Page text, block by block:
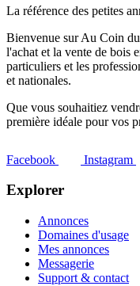
La référence des petites
Bienvenue sur Au Coin
l'achat et la vente de bois
particuliers et les
et nationales.
Que vous souhaitiez
première idéale pour vos
Facebook Instagram
Explorer
Annonces
Domaines d'usage
Mes annonces
Messagerie
Support & contact